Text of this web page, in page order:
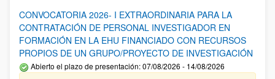
CONVOCATORIA 2026- I EXTRAORDINARIA PARA LA
CONTRATACIÓN DE PERSONAL INVESTIGADOR EN
FORMACIÓN EN LA EHU FINANCIADO CON RECURSOS
PROPIOS DE UN GRUPO/PROYECTO DE INVESTIGACIÓN
Abierto el plazo de presentación: 07/08/2026 - 14/08/2026